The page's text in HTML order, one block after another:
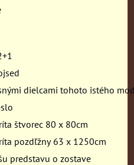
dielcami tohoto istého
štvorec 80 x 80cm
pozdľžny 63 x 1250cm
predstavu o zostave